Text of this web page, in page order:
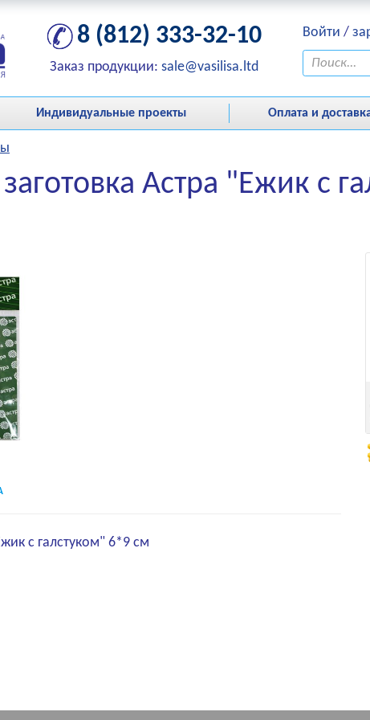
8 (812) 333-32-10
Заказ продукции: sale@vasilisa.ltd
Войти /
Индивидуальные проекты Оплата и
Астра "Ежик с
с галстуком" 6*9 см